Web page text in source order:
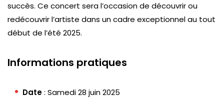
succès. Ce concert sera l’occasion de découvrir ou
redécouvrir l’artiste dans un cadre exceptionnel au tout
début de l’été 2025.
Informations pratiques
Date: Samedi 28 juin 2025